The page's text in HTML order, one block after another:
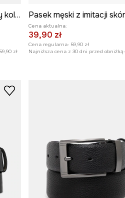
Pasek męski z imitacji skóry kolor czarny
59,90 zł
Cena aktualna:
39,90 zł
Cena regularna: 59,90 zł
Najniższa cena z 30 dni przed obniżką: